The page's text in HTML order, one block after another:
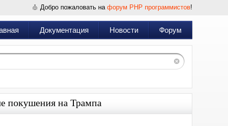
Добро пожаловать на форум PHP программистов!
Документация Новости Форум
покушения на Трампа